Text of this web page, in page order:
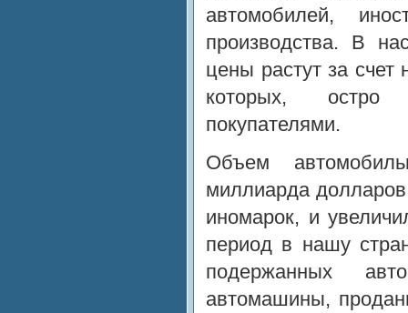
автомобилей,
производства. В
цены растут за счет
которых, остро
покупателями.
Объем
миллиарда
иномарок, и
период в нашу
подержанных
автомашины,